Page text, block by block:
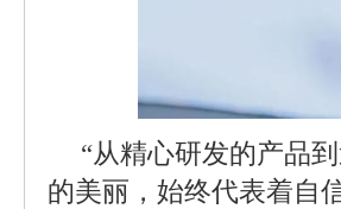
“从精心研发的产品
的美丽，始终代表着自